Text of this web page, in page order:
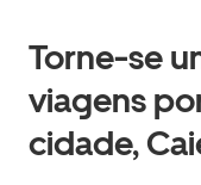
Torne-se
viagens
cidade,